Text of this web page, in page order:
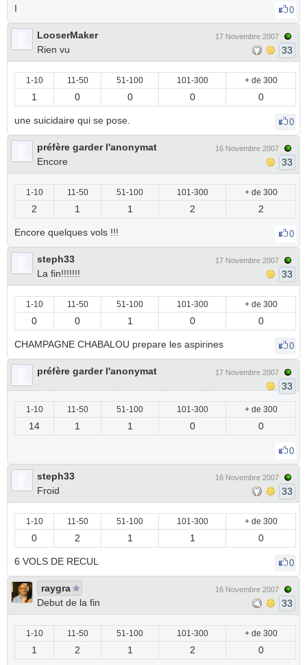
I
0
LooserMaker
Rien vu
17 Novembre 2007
33
1-10 11-50 51-100 101-300 + de 300
1 0 0 0 0
une suicidaire qui se pose. 0
préfère garder l'anonymat
Encore
16 Novembre 2007
33
1-10 11-50 51-100 101-300 + de 300
2 1 1 2 2
Encore quelques vols !!! 0
steph33
La fin!!!!!!!
17 Novembre 2007
33
1-10 11-50 51-100 101-300 + de 300
0 0 1 0 0
CHAMPAGNE CHABALOU prepare les aspirines 0
préfère garder l'anonymat 17 Novembre 2007
33
1-10 11-50 51-100 101-300 + de 300
14 1 1 0 0
0
steph33
Froid
16 Novembre 2007
33
1-10 11-50 51-100 101-300 + de 300
0 2 1 1 0
6 VOLS DE RECUL 0
raygra
Debut de la fin
16 Novembre 2007
33
1-10 11-50 51-100 101-300 + de 300
1 2 1 2 0